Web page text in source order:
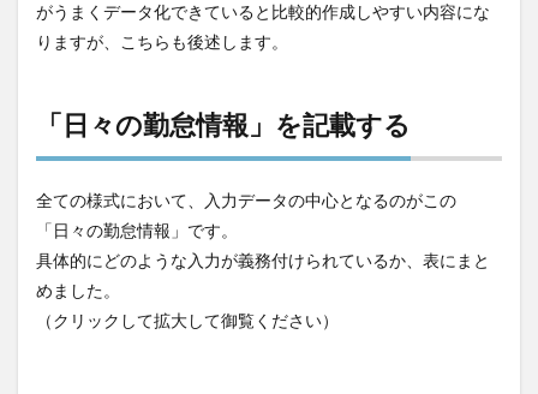
がうまくデータ化できていると比較的作成しやすい内容にな
りますが、こちらも後述します。
「日々の勤怠情報」を記載する
全ての様式において、入力データの中心となるのがこの
「日々の勤怠情報」です。
具体的にどのような入力が義務付けられているか、表にまと
めました。
（クリックして拡大して御覧ください）